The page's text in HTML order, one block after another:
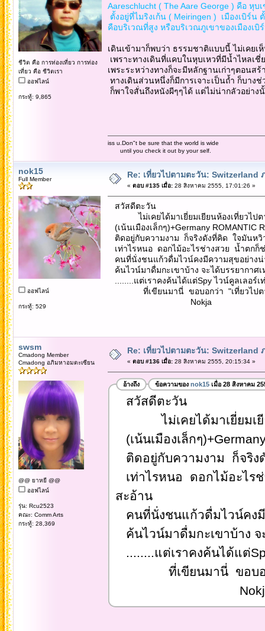
ชีวิต คือ การท่องเที่ยว การท่อง
เที่ยว คือ ชีวิตเรา
ออฟไลน์
กระทู้: 9,865
Aareschlucht ( The Aare George ) คือ หุ
ตั้งอยู่ที่ไมริงเก้น ( Meiringen ) เมืองเบิร์น
คือบริเวณที่สูง หรือบริเวณภูเขาของเมืองเ
เดินเข้ามาก็พบว่า ธรรมชาติแบบนี้ ไม่เคย
เพราะทางเดินที่แคบในหุบเหวที่มีน้ำไหลเชี่
เพระระหว่างทางก็จะมีหลักฐานเก่าๆตอนส
ทางเดินส่วนหนึ่งก็มีการเจาะเป็นถ้ำ ก็บาง
ก็พาใจสั่นถึงหนังผีๆๆได้ แต่ไม่น่ากลัวอย่า
iss u.Don"t be sure that the world is wide
until you check it out by your self.
nok15
Full Member
ออฟไลน์
กระทู้: 529
Re: เที่ยวไปตามตะวัน: Switzerland
« ตอบ #135 เมื่อ:28 สิงหาคม 2555, 17:01:26 »
สวัสดีตะวัน
ไม่เคยได้มาเยี่ยมเยียนห้องเที่ยวไปตา
(เน้นเมืองเล็กๆ)+Germany ROMANTIC
ติดอยู่กับความงาม ก็จริงดังที่คิด ใจมันหวิ
เท่าไรหนอ ดอกไม้อะไรช่างสวย น้ำตกก็
คนที่นั่งชนแก้วดื่มไวน์คงมีความสุขอย่างน่
ค้นไวน์มาดื่มกะเขาบ้าง จะได้บรรยากาศ
........แต่เราคงค้นได้แต่Spy ไวน์คูลเลอร์เ
ที่เขียนมานี่ ขอบอกว่า "เที่ยวไปตาม
Nokja
swsm
Cmadong Member
Cmadong อภิมหาอมตะเซียน
@@ ยาหยี @@
ออฟไลน์
รุ่น: Rcu2523
คณะ: Comm Arts
กระทู้: 28,369
Re: เที่ยวไปตามตะวัน: Switzerland
« ตอบ #136 เมื่อ:28 สิงหาคม 2555, 20:15:34 »
อ้างถึง ข้อความของ nok15เมื่อ 28 สิงหาคม
สวัสดีตะวัน
ไม่เคยได้มาเยี่ยมเยียน
(เน้นเมืองเล็กๆ
ติดอยู่กับความงาม ก็จริง
เท่าไรหนอ ดอกไม้อะไร
สะอ้าน
คนที่นั่งชนแก้วดื่มไวน์คงมี
ค้นไวน์มาดื่มกะเขาบ้าง
........แต่เราคงค้นได้แต่
ที่เขียนมานี่ ขอบอกว่า